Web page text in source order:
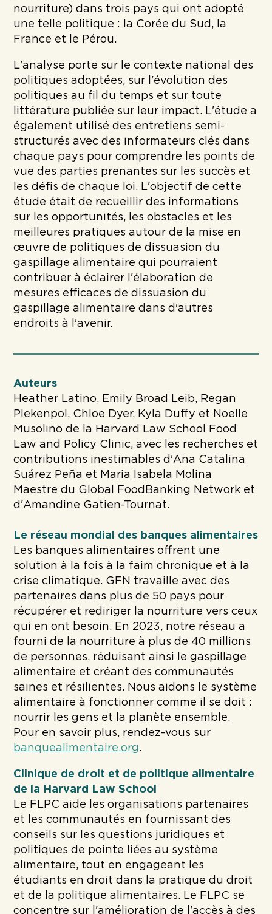
nourriture) dans trois pays qui ont adopté
une telle politique : la Corée du Sud, la
France et le Pérou.
L'analyse porte sur le contexte national des
politiques adoptées, sur l'évolution des
politiques au fil du temps et sur toute
littérature publiée sur leur impact. L'étude a
également utilisé des entretiens semi-
structurés avec des informateurs clés dans
chaque pays pour comprendre les points de
vue des parties prenantes sur les succès et
les défis de chaque loi. L'objectif de cette
étude était de recueillir des informations
sur les opportunités, les obstacles et les
meilleures pratiques autour de la mise en
œuvre de politiques de dissuasion du
gaspillage alimentaire qui pourraient
contribuer à éclairer l'élaboration de
mesures efficaces de dissuasion du
gaspillage alimentaire dans d'autres
endroits à l'avenir.
Auteurs
Heather Latino, Emily Broad Leib, Regan
Plekenpol, Chloe Dyer, Kyla Duffy et Noelle
Musolino de la Harvard Law School Food
Law and Policy Clinic, avec les recherches et
contributions inestimables d'Ana Catalina
Suárez Peña et Maria Isabela Molina
Maestre du Global FoodBanking Network et
d'Amandine Gatien-Tournat.
Le réseau mondial des banques alimentaires
Les banques alimentaires offrent une
solution à la fois à la faim chronique et à la
crise climatique. GFN travaille avec des
partenaires dans plus de 50 pays pour
récupérer et rediriger la nourriture vers ceux
qui en ont besoin. En 2023, notre réseau a
fourni de la nourriture à plus de 40 millions
de personnes, réduisant ainsi le gaspillage
alimentaire et créant des communautés
saines et résilientes. Nous aidons le système
alimentaire à fonctionner comme il se doit :
nourrir les gens et la planète ensemble.
Pour en savoir plus, rendez-vous sur
banquealimentaire.org.
Clinique de droit et de politique alimentaire
de la Harvard Law School
Le FLPC aide les organisations partenaires
et les communautés en fournissant des
conseils sur les questions juridiques et
politiques de pointe liées au système
alimentaire, tout en engageant les
étudiants en droit dans la pratique du droit
et de la politique alimentaires. Le FLPC se
concentre sur l'amélioration de l'accès à des